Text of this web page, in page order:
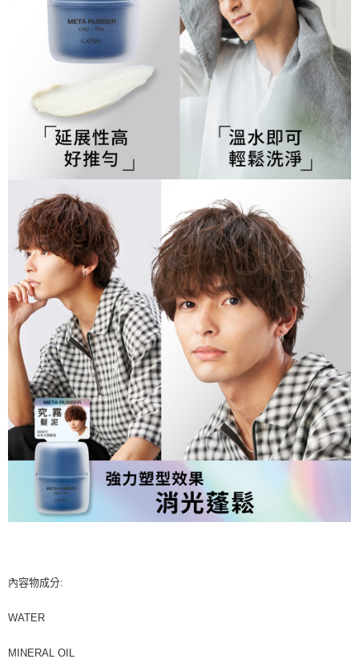
內容物成分:
WATER
MINERAL OIL